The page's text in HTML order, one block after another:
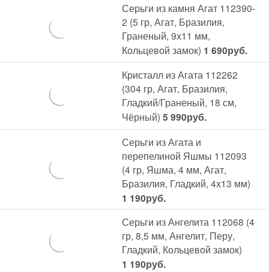
Серьги из камня Агат 112390-
2 (5 гр, Агат, Бразилия,
Граненый, 9х11 мм,
Кольцевой замок) 1 690руб.
Кристалл из Агата 112262
(304 гр, Агат, Бразилия,
Гладкий/Граненый, 18 см,
Чёрный) 5 990руб.
Серьги из Агата и
перепелиной Яшмы 112093
(4 гр, Яшма, 4 мм, Агат,
Бразилия, Гладкий, 4х13 мм)
1 190руб.
Серьги из Ангелита 112068 (4
гр, 8,5 мм, Ангелит, Перу,
Гладкий, Кольцевой замок)
1 190руб.